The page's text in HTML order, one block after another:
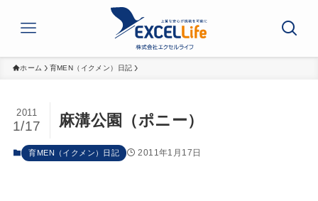
ホーム 育MEN（イクメン）日記
麻溝公園（ポニー）
2011
1/17
育MEN（イクメン）日記 2011年1月17日